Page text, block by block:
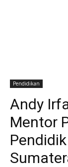
Pendidikan
Andy
Mentor